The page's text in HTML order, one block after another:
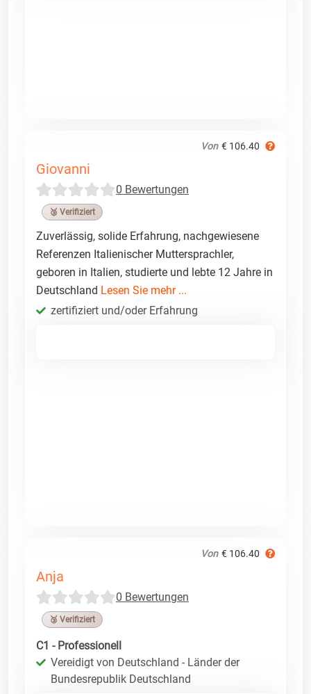
Von € 106.40
Giovanni
0 Bewertungen
🥉 Verifiziert
Zuverlässig, solide Erfahrung, nachgewiesene
Referenzen Italienischer Muttersprachler,
geboren in Italien, studierte und lebte 12 Jahre in
Deutschland Lesen Sie mehr ...
zertifiziert und/oder Erfahrung
Von € 106.40
Anja
0 Bewertungen
🥉 Verifiziert
C1 - Professionell
Vereidigt von Deutschland - Länder der
Bundesrepublik Deutschland